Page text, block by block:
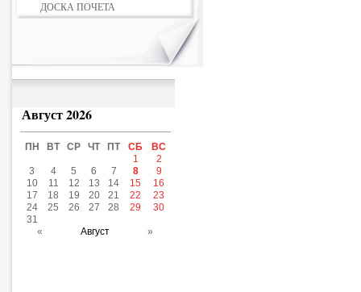
ДОСКА ПОЧЕТА
Август 2026
ПН ВТ СР ЧТ ПТ СБ
ВС
1
2
3
4 5 6 7 8
9
10
11 12 13 14 15
16
17
18 19 20 21 22
23
24
25 26 27 28 29
30
31
«
Август »